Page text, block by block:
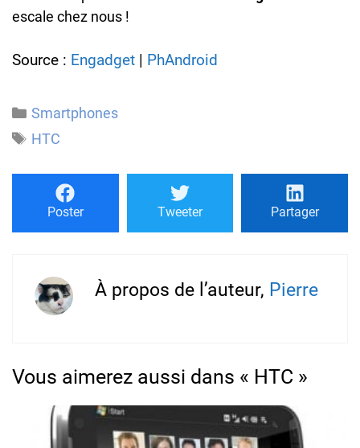
escale chez nous !
Source : Engadget | PhAndroid
Catégories
Smartphones
Étiquettes
HTC
Poster Tweeter Partager
À propos de l’auteur, Pierre
Vous aimerez aussi dans « HTC »